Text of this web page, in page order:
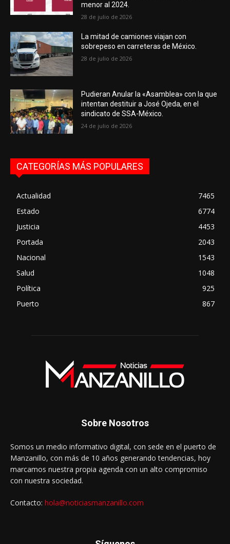
menor al 2024.
28 de julio de 2026
La mitad de camiones viajan con
sobrepeso en carreteras de México.
28 de julio de 2026
Pudieran Anular la «Asamblea» con la que
intentan destituir a José Ojeda, en el
sindicato de SSA-México.
24 de julio de 2026
CATEGORÍAS MÁS POPULARES
Actualidad
7465
Estado
6774
Justicia
4453
Portada
2043
Nacional
1543
Salud
1048
Política
925
Puerto
867
Sobre Nosotros
Somos un medio informativo digital, con sede en el puerto de
Manzanillo, con más de 10 años generando tendencias, hoy
marcamos nuestra propia agenda con un alto compromiso
con nuestra sociedad.
Contacto: hola@noticiasmanzanillo.com